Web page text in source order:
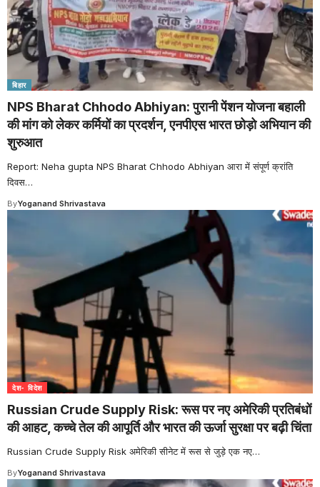
बिहार
NPS Bharat Chhodo Abhiyan: पुरानी पेंशन योजना बहाली
की मांग को लेकर कर्मियों का प्रदर्शन, एनपीएस भारत छोड़ो अभियान की
शुरुआत
Report: Neha gupta NPS Bharat Chhodo Abhiyan आरा में संपूर्ण क्रांति
दिवस…
ByYoganand Shrivastava
देश- विदेश
Russian Crude Supply Risk: रूस पर नए अमेरिकी प्रतिबंधों
की आहट, कच्चे तेल की आपूर्ति और भारत की ऊर्जा सुरक्षा पर बढ़ी चिंता
Russian Crude Supply Risk अमेरिकी सीनेट में रूस से जुड़े एक नए…
ByYoganand Shrivastava